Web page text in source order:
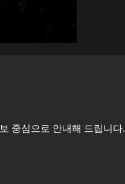
중심으로 안내해 드립니다.